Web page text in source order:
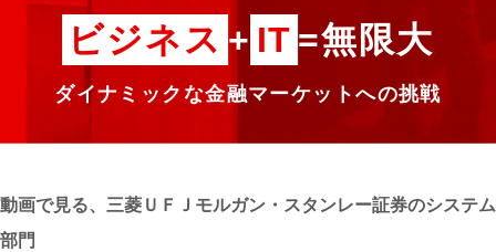
ビジネス + IT =無限大
ダイナミックな金融マーケットへの挑戦
動画で見る、三菱ＵＦＪモルガン・スタンレー証券のシステム
部門